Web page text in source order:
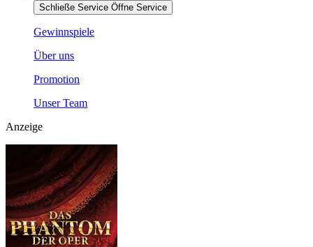
Schließe Service Öffne Service
Gewinnspiele
Über uns
Promotion
Unser Team
Anzeige